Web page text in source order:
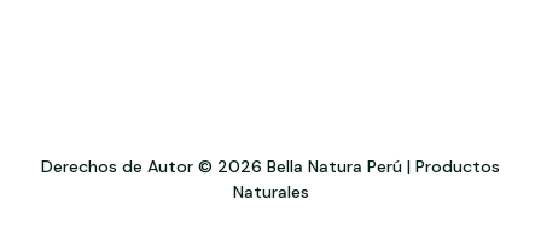
Derechos de Autor © 2026 Bella Natura Perú | Productos
Naturales